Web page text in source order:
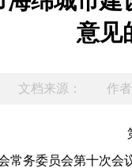
意见
文档来源： 作
常务委员会第十次